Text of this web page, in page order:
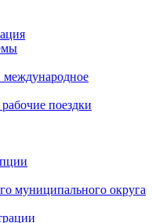
международное
поездки
муниципального округа